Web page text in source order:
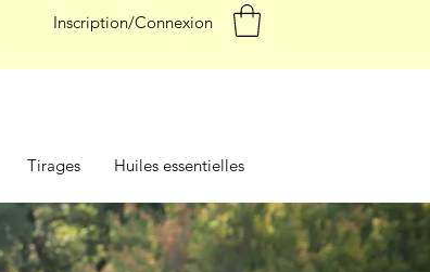
Inscription/Connexion
Tirages Huiles essentielles